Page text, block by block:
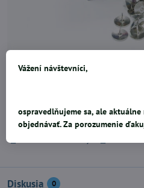
0,77 €
Diskusia 0
Vážení návštevníci,
ospravedlňujeme sa, ale
objednávať. Za porozumenie